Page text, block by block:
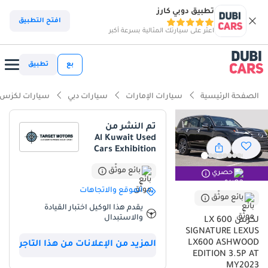
تطبيق دوبي كارز
اعثر على سيارتك المثالية بسرعة أكبر
افتح التطبيق
بع تطبيق
الصفحة الرئيسية سيارات الإمارات سيارات دبي سيارات لكزس
حصري
بائع موثّق
لكزس LX 600
SIGNATURE LEXUS
LX600 ASHWOOD
EDITION 3.5P AT
تم النشر من
Al Kuwait Used
Cars Exhibition
بائع موثّق
الموقع والاتجاهات
يقدم هذا الوكيل اختبار القيادة
والاستبدال
المزيد من الإعلانات من هذا التاجر
ذكاء دوبي كارز
ذكاء دوبيكارز
قدرات حقيقية للطرق الوعرة
أقل معدل انخفاض في القيمة في الفئة
نظام صوتي من الفئة الأولى قياسياً
ملخص
إليه الاعتمادية اليابانية الممزوجة بالفخامة المطلقة في أسواق الخليج. يأتي
هذا الإصدار باللون الأسود الملكي الذي يحافظ على جاذبيته وقيمته
السوقية العالية جداً عند إعادة البيع في المنطقة. بفضل المحرك الجديد